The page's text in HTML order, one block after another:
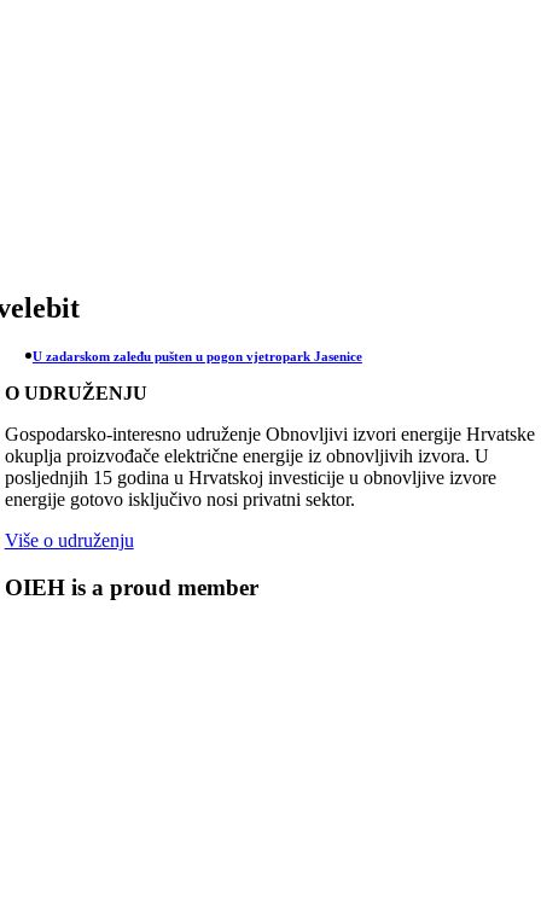
U zadarskom zaleđu pušten u pogon vjetropark Jasenice
O UDRUŽENJU
Gospodarsko-interesno udruženje Obnovljivi izvori energije Hrvatske
okuplja proizvođače električne energije iz obnovljivih izvora. U
posljednjih 15 godina u Hrvatskoj investicije u obnovljive izvore
energije gotovo isključivo nosi privatni sektor.
Više o udruženju
OIEH is a proud member